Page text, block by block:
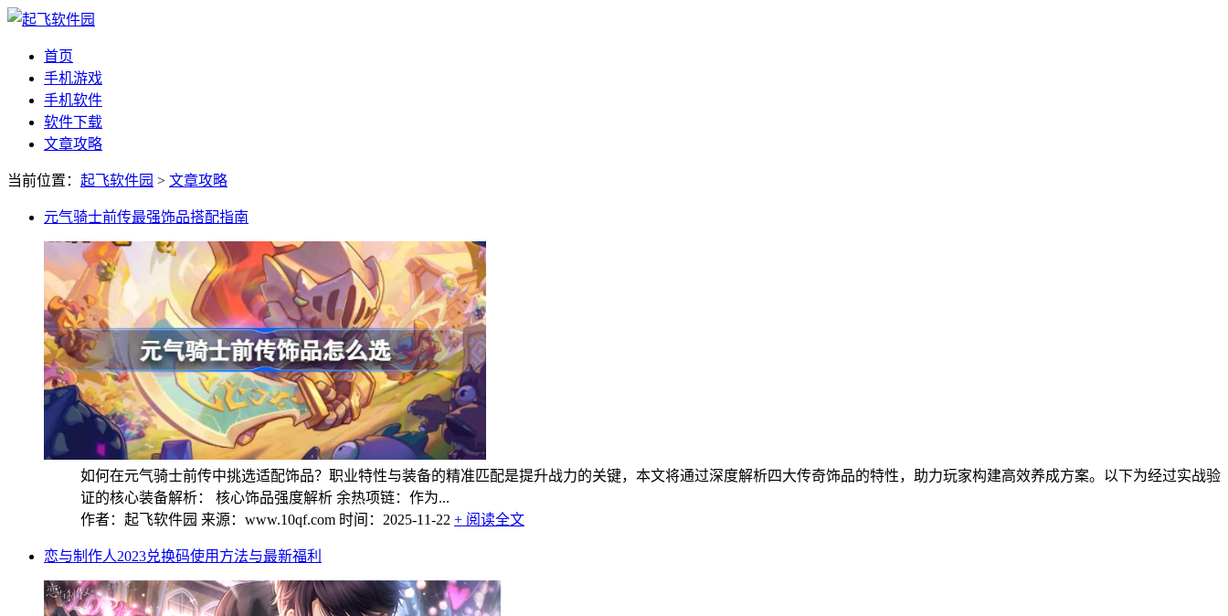
首页
手机游戏
手机软件
软件下载
文章攻略
当前位置： 起飞软件园 > 文章攻略
元气骑士前传最强饰品搭配指南
如何在元气骑士前传中挑选适配饰品？职业特性与装备的精准匹配是提升战力的关键，本文将通过深度解析四大传奇饰品的特性，助力玩家构建高效养成方案。以下为经过实战验
证的核心装备解析： 核心饰品强度解析 余热项链：作为...
作者：起飞软件园 来源：www.10qf.com 时间：2025-11-22 + 阅读全文
恋与制作人2023兑换码使用方法与最新福利